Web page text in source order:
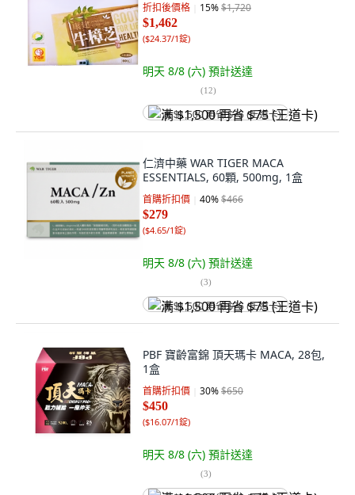
折扣後價格 15%$1,720
$1,462
($24.37/1錠)
明天 8/8 (六) 預計送達
(12)
满 $1,500 再省 $75 (王道卡)
仁濟中藥 WAR TIGER MACA
ESSENTIALS, 60顆, 500mg, 1盒
首購折扣價 40%$466
$279
($4.65/1錠)
明天 8/8 (六) 預計送達
(3)
满 $1,500 再省 $75 (王道卡)
PBF 寶齡富錦 頂天瑪卡 MACA, 28包,
1盒
首購折扣價 30%$650
$450
($16.07/1錠)
明天 8/8 (六) 預計送達
(3)